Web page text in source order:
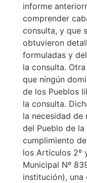
informe
comprender
consulta, y que
obtuvieron
formuladas y
la consulta.
que ningún
de los Pueblos
la consulta.
la necesidad de
del Pueblo de
cumplimiento
los Artículos 2º
Municipal Nº
institución), una